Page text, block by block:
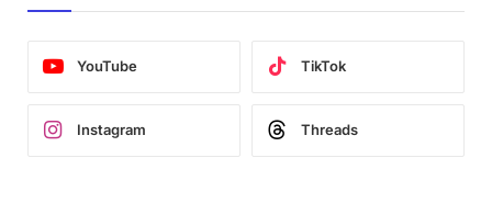
YouTube TikTok
Instagram Threads